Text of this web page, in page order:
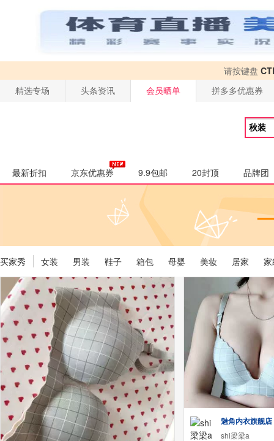
请按键盘
精选专场
头条资讯 会员晒单 拼多多优惠券
最新折扣 京东优惠券 9.9包邮 20封顶 品牌团
买家秀 女装 男装 鞋子 箱包 母婴 美妆 居家
魅角内衣旗舰店
shi梁梁a